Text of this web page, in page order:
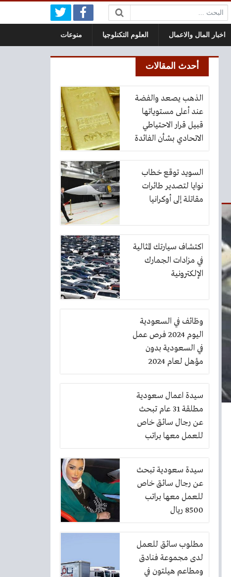
البحث:
اخبار المال والاعمال العلوم التكنلوجيا منوعات
أحدث المقالات
الذهب يصعد والفضة
عند أعلى مستوياتها
قبيل قرار الاحتياطي
الاتحادي بشأن الفائدة
السويد توقع خطاب
نوايا لتصدير طائرات
مقاتلة إلى أوكرانيا
اكتشاف سيارتك المثالية
في مزادات الجمارك
الإلكترونية
وظائف في السعودية
اليوم 2024 فرص عمل
في السعودية بدون
مؤهل لعام 2024
وظائف في السعودية
سيدة اعمال سعودية
مطلقة 31 عام تبحث
عن رجال سائق خاص
للعمل معها براتب
7500 ريال وتكاليف
سيدة سعودية تبحث
عن رجال سائق خاص
للعمل معها براتب
8500 ريال
مطلوب سائق للعمل
لدى مجموعة فنادق
ومطاعم هيلتون في